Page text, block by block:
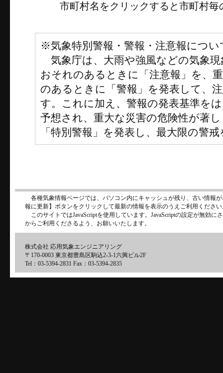
市町村名をクリックすると市町村
※気象特別警報・警報・注意報につい
気象庁は、大雨や強風などの気象
おそれのあるときに「注意報」を、
のあるときに「警報」を発表して、
す。これに加え、警報の発表基準を
予想され、重大な災害の危険性が著
「特別警報」を発表し、最大限の警
各種気象情報ページでは、パソコン内にキャッシュが残り、古い情報
報に更新】ボタンをクリックして最新の情報を表示のうえご利用くださ
このサイトではJavaScriptを使用しています。JavaScriptの設定が無効
からご利用くださるよう、お願いいたします。
株式会社 応用気象エンジニアリング
〒170-0003 東京都豊島区駒込2-3-1六興ビル2F
Tel：03-5394-2831 Fax：03-5394-2835